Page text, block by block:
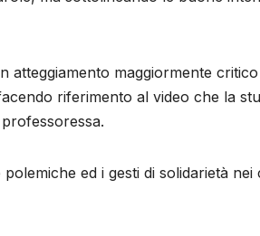
atteggiamento maggiormente
riferimento al video che la
ed i gesti di solidarietà